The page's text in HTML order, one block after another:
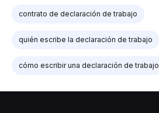
contrato de declaración de trabajo
quién escribe la declaración de trabajo
cómo escribir una declaración de trabajo